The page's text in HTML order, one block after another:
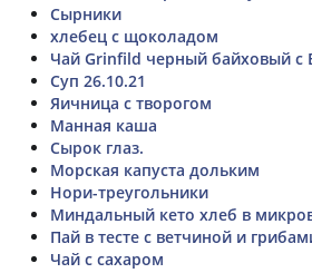
Сырники
хлебец с щоколадом
Чай Grinfild черный байховый с
Суп 26.10.21
Яичница с творогом
Манная каша
Сырок глаз.
Морская капуста дольким
Нори-треугольники
Миндальный кето хлеб в
Пай в тесте с ветчиной и
Чай с сахаром